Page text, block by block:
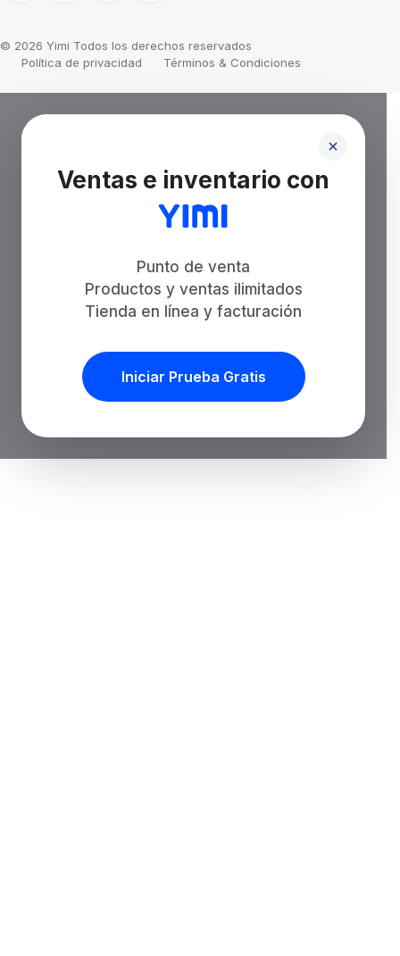
© 2026 Yimi Todos los derechos reservados
Política de privacidad
Términos & Condiciones
Ventas e inventario con
Punto de venta
Productos y ventas ilimitados
Tienda en línea y facturación
Iniciar Prueba Gratis